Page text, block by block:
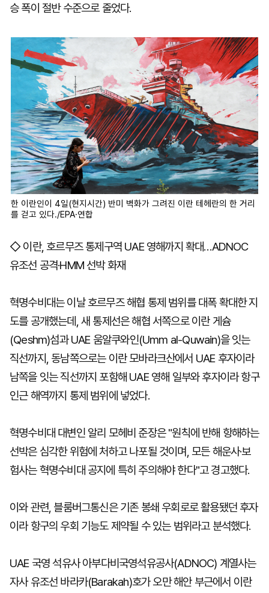
승 폭이 절반 수준으로 줄었다.
한 이란인이 4일(현지시간) 반미 벽화가 그려진 이란 테헤란의 한 거리
를 걷고 있다./EPA·연합
◇ 이란, 호르무즈 통제구역 UAE 영해까지 확대…ADNOC
유조선 공격·HMM 선박 화재
혁명수비대는 이날 호르무즈 해협 통제 범위를 대폭 확대한 지
도를 공개했는데, 새 통제선은 해협 서쪽으로 이란 게슘
(Qeshm)섬과 UAE 움알쿠와인(Umm al-Quwain)을 잇는
직선까지, 동남쪽으로는 이란 모바라크산에서 UAE 후자이라
남쪽을 잇는 직선까지 포함해 UAE 영해 일부와 후자이라 항구
인근 해역까지 통제 범위에 넣었다.
혁명수비대 대변인 알리 모헤비 준장은 "원칙에 반해 항해하는
선박은 심각한 위험에 처하고 나포될 것이며, 모든 해운사·보
험사는 혁명수비대 공지에 특히 주의해야 한다"고 경고했다.
이와 관련, 블룸버그통신은 기존 봉쇄 우회로로 활용됐던 후자
이라 항구의 우회 기능도 제약될 수 있는 범위라고 분석했다.
UAE 국영 석유사 아부다비국영석유공사(ADNOC) 계열사는
자사 유조선 바라카(Barakah)호가 오만 해안 부근에서 이란